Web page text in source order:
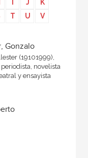
J
K
T U
V
Gonzalo
(19101999),
novelista,
y ensayista